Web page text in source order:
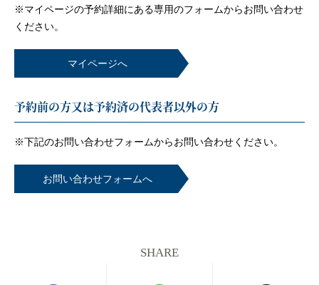
※マイページの予約詳細にある専用のフォームからお問い合わせ
ください。
マイページへ
予約前の方又は予約済の代表者以外の方
※下記のお問い合わせフォームからお問い合わせください。
お問い合わせフォームへ
SHARE